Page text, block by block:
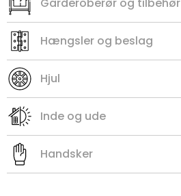
Hængsler og beslag
Hjul
Inde og ude
Handsker